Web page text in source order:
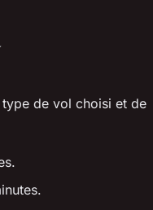
de vol choisi et de